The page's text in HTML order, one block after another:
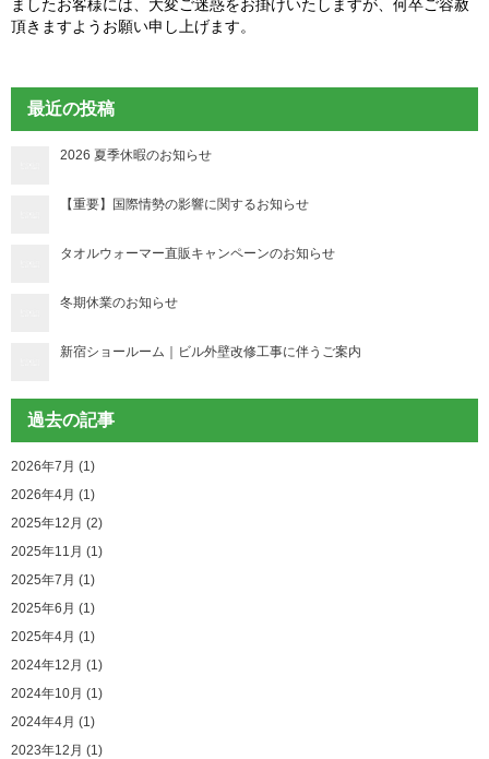
ましたお客様には、大変ご迷惑をお掛けいたしますが、何卒ご容赦
頂きますようお願い申し上げます。
最近の投稿
2026 夏季休暇のお知らせ
【重要】国際情勢の影響に関するお知らせ
タオルウォーマー直販キャンペーンのお知らせ
冬期休業のお知らせ
新宿ショールーム｜ビル外壁改修工事に伴うご案内
過去の記事
2026年7月 (1)
2026年4月 (1)
2025年12月 (2)
2025年11月 (1)
2025年7月 (1)
2025年6月 (1)
2025年4月 (1)
2024年12月 (1)
2024年10月 (1)
2024年4月 (1)
2023年12月 (1)